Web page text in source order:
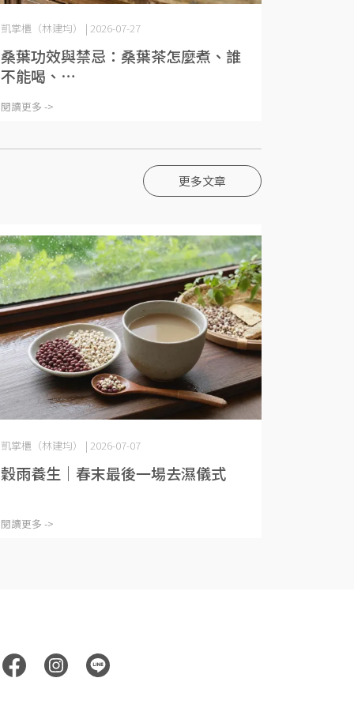
凱掌櫃（林建均） | 2026-07-27
桑葉功效與禁忌：桑葉茶怎麼煮、誰
不能喝、⋯
閱讀更多 ->
更多文章
凱掌櫃（林建均） | 2026-07-07
穀雨養生｜春末最後一場去濕儀式
閱讀更多 ->